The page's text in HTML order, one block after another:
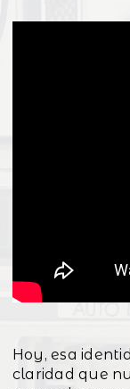
Hoy, esa
claridad que